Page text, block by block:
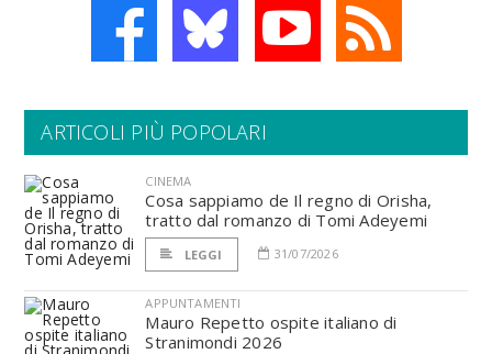
ARTICOLI PIÙ POPOLARI
CINEMA
Cosa sappiamo de Il regno di Orisha,
tratto dal romanzo di Tomi Adeyemi
LEGGI 31/07/2026
APPUNTAMENTI
Mauro Repetto ospite italiano di
Stranimondi 2026